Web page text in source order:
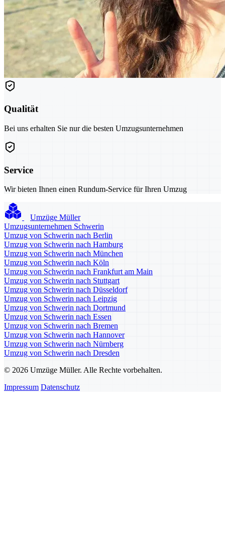
Qualität
Bei uns erhalten Sie nur die besten Umzugsunternehmen
Service
Wir bieten Ihnen einen Rundum-Service für Ihren Umzug
Umzüge Müller
Umzugsunternehmen Schwerin
Umzug von Schwerin nach Berlin
Umzug von Schwerin nach Hamburg
Umzug von Schwerin nach München
Umzug von Schwerin nach Köln
Umzug von Schwerin nach Frankfurt am Main
Umzug von Schwerin nach Stuttgart
Umzug von Schwerin nach Düsseldorf
Umzug von Schwerin nach Leipzig
Umzug von Schwerin nach Dortmund
Umzug von Schwerin nach Essen
Umzug von Schwerin nach Bremen
Umzug von Schwerin nach Hannover
Umzug von Schwerin nach Nürnberg
Umzug von Schwerin nach Dresden
© 2026 Umzüge Müller. Alle Rechte vorbehalten.
Impressum Datenschutz